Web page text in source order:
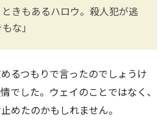
ときもあるハロウ。殺人犯が逃
な」
るつもりで言ったのでしょうけ
でした。ウェイのことではなく、
めたのかもしれません。